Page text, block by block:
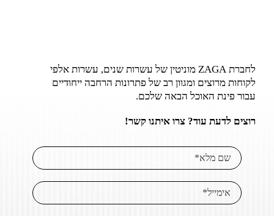
לחברת ZAGA מוניטין של עשרות שנים, עשרות אלפי
לקוחות מרוצים ומגוון רב של פתרונות הרחבה ייחודיים
עבור פינת האוכל הבאה שלכם.
רוצים לדעת עוד? צרו איתנו קשר!